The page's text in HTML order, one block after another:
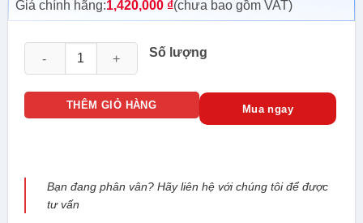
Giá chính hãng:1,420,000 ₫(chưa bao gồm VAT)
Số lượng
Đèn năng lượng JINDIAN JD-8300L (300w) số lượng
THÊM GIỎ HÀNG Mua ngay
Bạn đang phân vân? Hãy liên hệ với chúng tôi để được
tư vấn